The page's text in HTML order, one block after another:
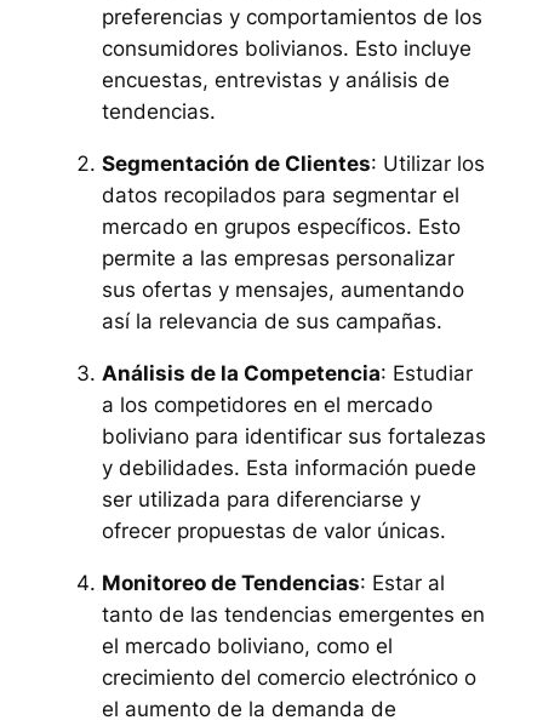
preferencias y comportamientos de los
consumidores bolivianos. Esto incluye
encuestas, entrevistas y análisis de
tendencias.
Segmentación de Clientes: Utilizar los
datos recopilados para segmentar el
mercado en grupos específicos. Esto
permite a las empresas personalizar
sus ofertas y mensajes, aumentando
así la relevancia de sus campañas.
Análisis de la Competencia: Estudiar
a los competidores en el mercado
boliviano para identificar sus fortalezas
y debilidades. Esta información puede
ser utilizada para diferenciarse y
ofrecer propuestas de valor únicas.
Monitoreo de Tendencias: Estar al
tanto de las tendencias emergentes en
el mercado boliviano, como el
crecimiento del comercio electrónico o
el aumento de la demanda de